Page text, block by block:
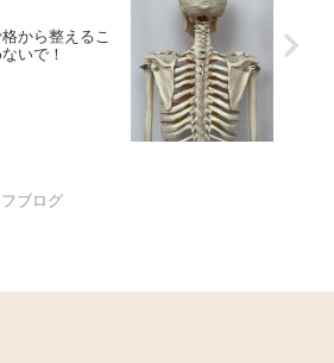
から整えるこ
いで！
ブログ